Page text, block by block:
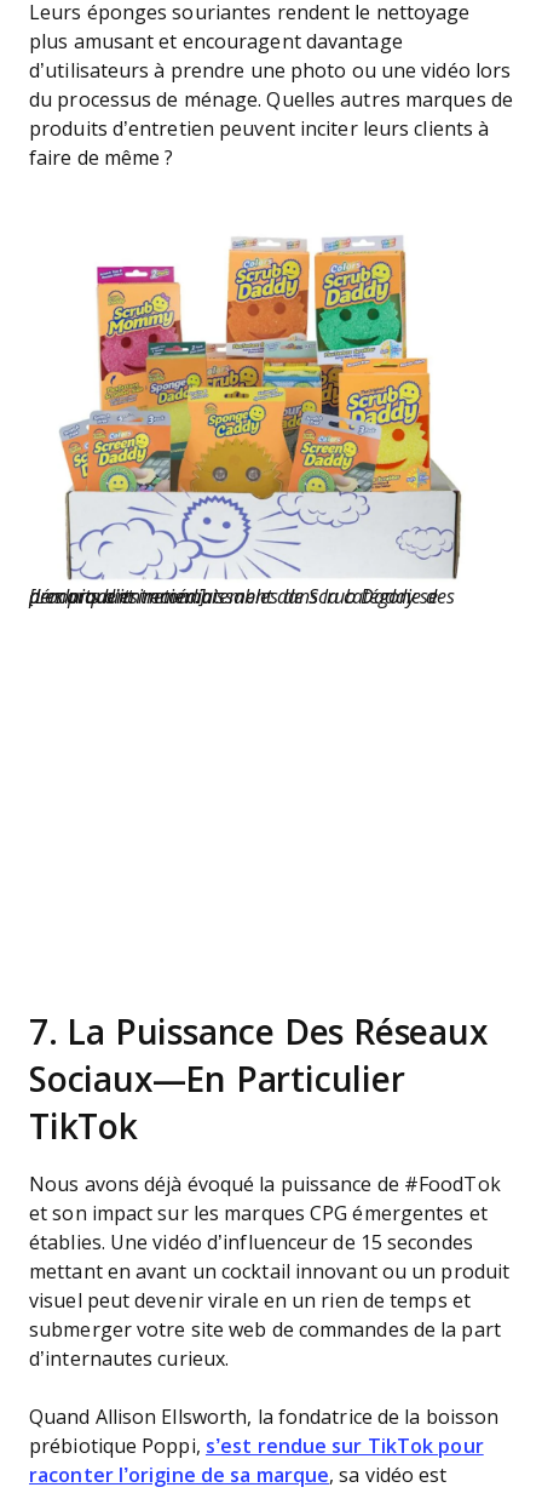
Leurs éponges souriantes rendent le nettoyage
plus amusant et encouragent davantage
d’utilisateurs à prendre une photo ou une vidéo lors
du processus de ménage. Quelles autres marques de
produits d’entretien peuvent inciter leurs clients à
faire de même ?
[Les produits reconnaissables de Scrub Daddy se démarquent immédiatement dans la catégorie des produits d’entretien.]
7. La Puissance Des Réseaux
Sociaux—En Particulier
TikTok
Nous avons déjà évoqué la puissance de #FoodTok
et son impact sur les marques CPG émergentes et
établies. Une vidéo d’influenceur de 15 secondes
mettant en avant un cocktail innovant ou un produit
visuel peut devenir virale en un rien de temps et
submerger votre site web de commandes de la part
d’internautes curieux.
Quand Allison Ellsworth, la fondatrice de la boisson
prébiotique Poppi, s’est rendue sur TikTok pour
raconter l’origine de sa marque, sa vidéo est